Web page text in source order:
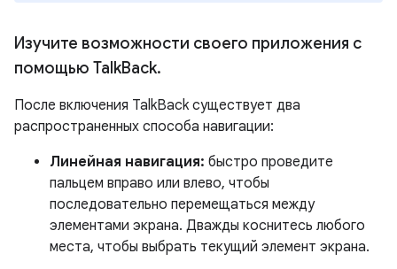
Изучите возможности своего приложения с
помощью TalkBack.
После включения TalkBack существует два
распространенных способа навигации:
Линейная навигация: быстро проведите
пальцем вправо или влево, чтобы
последовательно перемещаться между
элементами экрана. Дважды коснитесь любого
места, чтобы выбрать текущий элемент экрана.